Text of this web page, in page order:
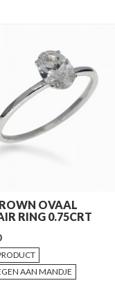
OVAAL
RING 0.75CRT
AAN MANDJE